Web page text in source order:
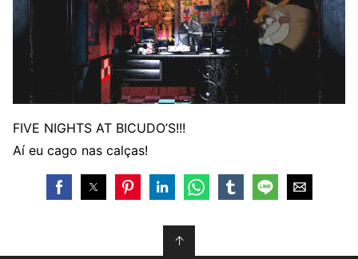
FIVE NIGHTS AT BICUDO’S!!!
Aí eu cago nas calças!
↑